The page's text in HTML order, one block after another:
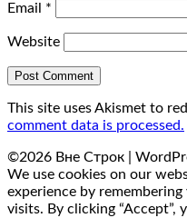
Email *
Website
This site uses Akismet to
comment data is processed.
©2026 Вне Строк |
We use cookies on our
experience by
visits. By clicking “Accept”,